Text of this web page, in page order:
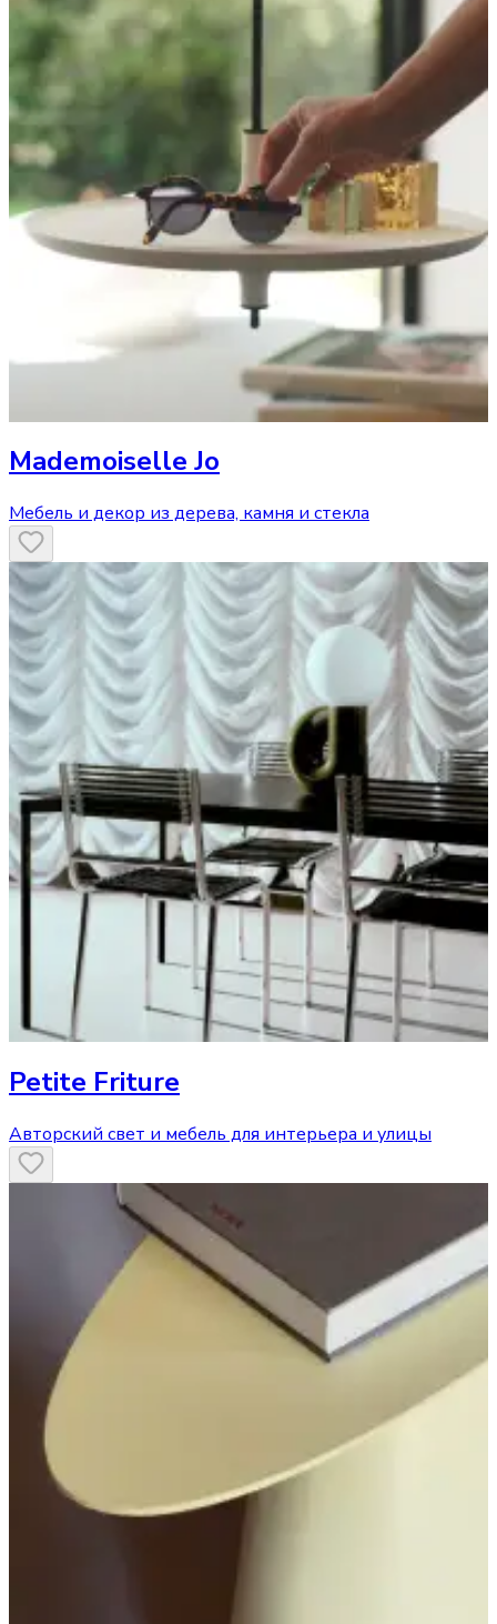
Mademoiselle Jo
Мебель и декор из дерева, камня и стекла
Petite Friture
Авторский свет и мебель для интерьера и улицы